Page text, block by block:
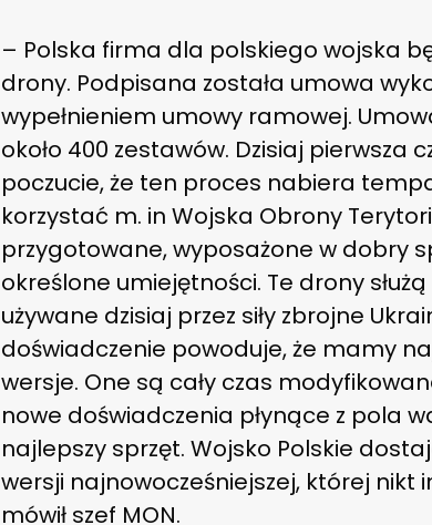
– Polska firma dla polskiego wojska
drony. Podpisana została umowa
wypełnieniem umowy ramowej.
około 400 zestawów. Dzisiaj pierwsza
poczucie, że ten proces nabiera
korzystać m. in Wojska Obrony
przygotowane, wyposażone w dobry
określone umiejętności. Te drony
używane dzisiaj przez siły zbrojne
doświadczenie powoduje, że mamy
wersje. One są cały czas
nowe doświadczenia płynące z pola
najlepszy sprzęt. Wojsko Polskie
wersji najnowocześniejszej, której nikt
mówił szef MON.